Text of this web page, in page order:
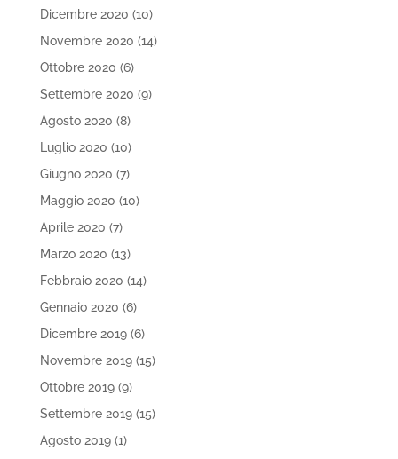
Dicembre 2020 (10)
Novembre 2020 (14)
Ottobre 2020 (6)
Settembre 2020 (9)
Agosto 2020 (8)
Luglio 2020 (10)
Giugno 2020 (7)
Maggio 2020 (10)
Aprile 2020 (7)
Marzo 2020 (13)
Febbraio 2020 (14)
Gennaio 2020 (6)
Dicembre 2019(6)
Novembre 2019(15)
Ottobre 2019(9)
Settembre 2019(15)
Agosto 2019(1)